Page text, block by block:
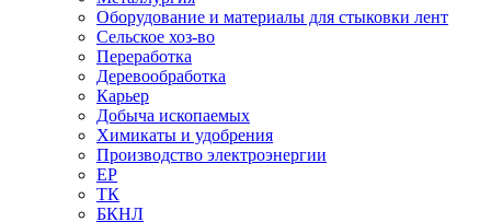
Оборудование и материалы для стыковки лент
Сельское хоз-во
Переработка
Деревообработка
Карьер
Добыча ископаемых
Химикаты и удобрения
Производство электроэнергии
EP
ТК
БКНЛ